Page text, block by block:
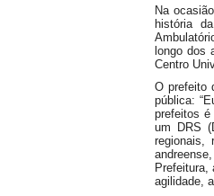
Na
história
longo dos
Centro
O prefeito
pública:
prefeitos
um DRS
regionais,
Prefeitura,
agilidade,